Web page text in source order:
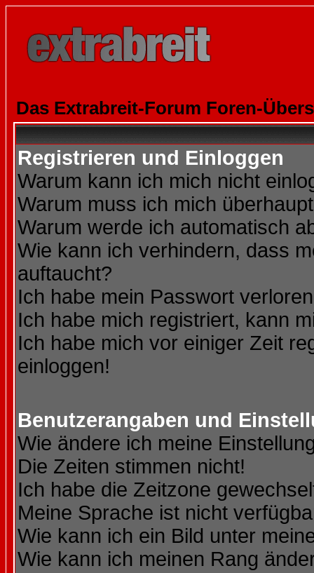
Das Extrabreit-Forum Foren-
Registrieren und Einloggen
Warum kann ich mich nicht
Warum muss ich mich
Warum werde ich automatisch
Wie kann ich verhindern, dass
auftaucht?
Ich habe mein Passwort
Ich habe mich registriert, kann
Ich habe mich vor einiger Zeit
einloggen!
Benutzerangaben und
Wie ändere ich meine
Die Zeiten stimmen nicht!
Ich habe die Zeitzone
Meine Sprache ist nicht
Wie kann ich ein Bild unter
Wie kann ich meinen Rang